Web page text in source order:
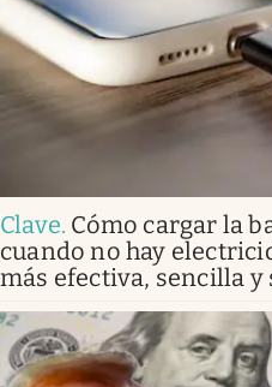
Clave. Cómo cargar la
cuando no hay
más efectiva, sencilla y